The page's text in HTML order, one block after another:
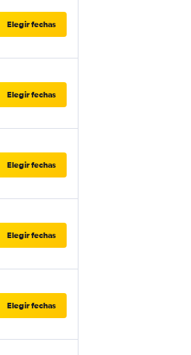
Elegir fechas
Elegir fechas
Elegir fechas
Elegir fechas
Elegir fechas